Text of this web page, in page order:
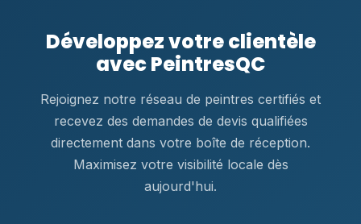
Développez votre clientèle
avec PeintresQC
Rejoignez notre réseau de peintres certifiés et
recevez des demandes de devis qualifiées
directement dans votre boîte de réception.
Maximisez votre visibilité locale dès
aujourd'hui.